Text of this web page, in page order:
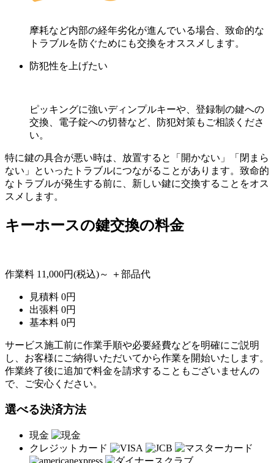
摩耗など内部の経年劣化が進んでいる場合、致命的な
トラブルを防ぐためにも交換をオススメします。
防犯性を上げたい
ピッキングに強いディンプルキーや、登録制の鍵への
交換、電子錠への切替など、防犯対策もご相談くださ
い。
特に鍵の具合が悪い時は、放置すると「開かない」「閉まら
ない」といったトラブルにつながることがあります。致命的
なトラブルが発生する前に、新しい鍵に交換することをオス
スメします。
キーホースの鍵交換の料金
作業料 11,000円(税込)～ ＋部品代
見積料 0円
出張料 0円
基本料 0円
サービス施工前に作業手順や必要経費などを明確にご説明
し、お客様にご納得いただいてから作業を開始いたします。
作業終了後に追加で料金を請求することもございませんの
で、ご安心ください。
選べる決済方法
現金
クレジットカード